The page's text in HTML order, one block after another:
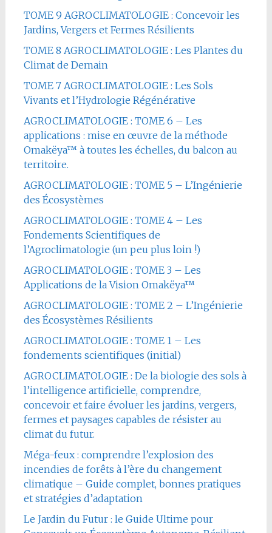
TOME 9 AGROCLIMATOLOGIE : Concevoir les
Jardins, Vergers et Fermes Résilients
TOME 8 AGROCLIMATOLOGIE : Les Plantes du
Climat de Demain
TOME 7 AGROCLIMATOLOGIE : Les Sols
Vivants et l’Hydrologie Régénérative
AGROCLIMATOLOGIE : TOME 6 – Les
applications : mise en œuvre de la méthode
Omakëya™ à toutes les échelles, du balcon au
territoire.
AGROCLIMATOLOGIE : TOME 5 – L’Ingénierie
des Écosystèmes
AGROCLIMATOLOGIE : TOME 4 – Les
Fondements Scientifiques de
l’Agroclimatologie (un peu plus loin !)
AGROCLIMATOLOGIE : TOME 3 – Les
Applications de la Vision Omakëya™
AGROCLIMATOLOGIE : TOME 2 – L’Ingénierie
des Écosystèmes Résilients
AGROCLIMATOLOGIE : TOME 1 – Les
fondements scientifiques (initial)
AGROCLIMATOLOGIE : De la biologie des sols à
l’intelligence artificielle, comprendre,
concevoir et faire évoluer les jardins, vergers,
fermes et paysages capables de résister au
climat du futur.
Méga-feux : comprendre l’explosion des
incendies de forêts à l’ère du changement
climatique – Guide complet, bonnes pratiques
et stratégies d’adaptation
Le Jardin du Futur : le Guide Ultime pour